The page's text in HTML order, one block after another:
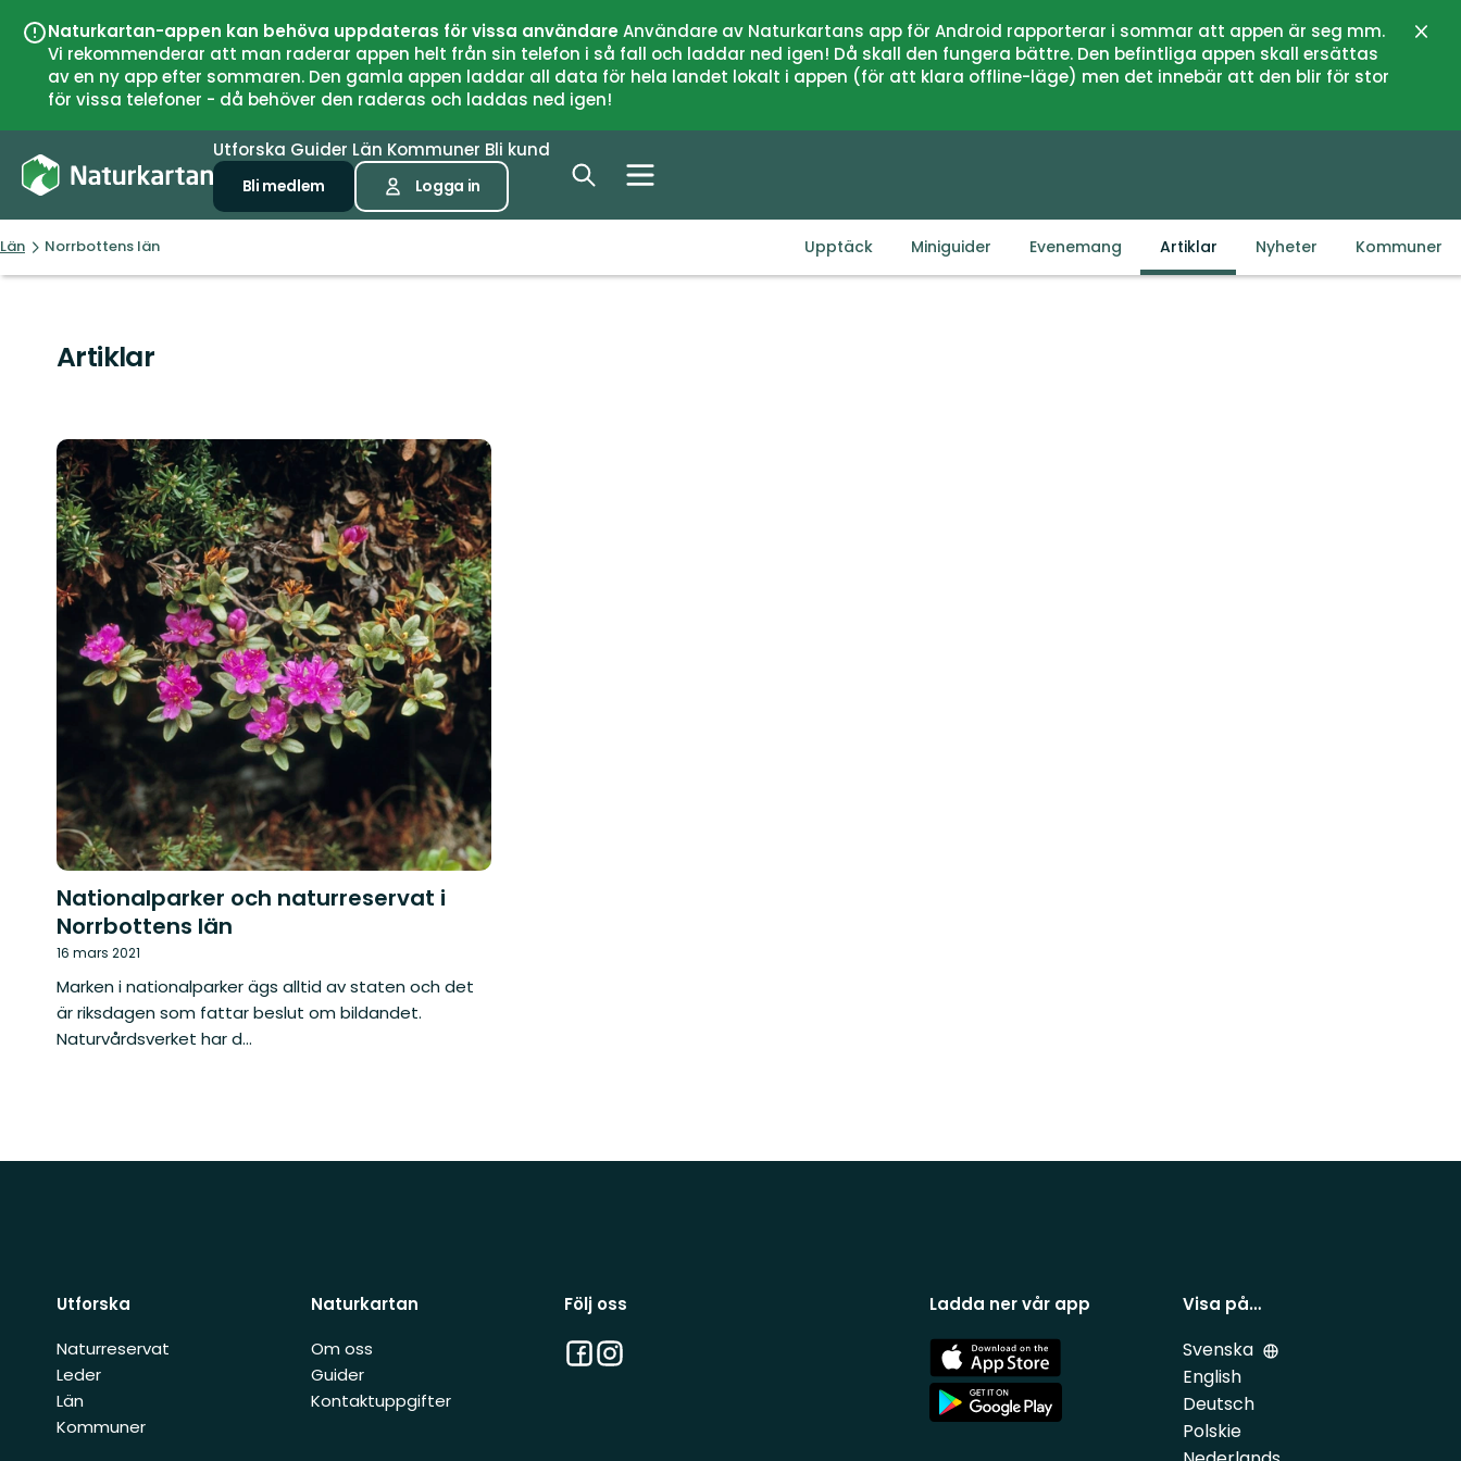
Naturkartan-appen kan behöva uppdateras för vissa användareAnvändare av Naturkartans app för Android rapporterar i sommar att appen är seg mm.
Vi rekommenderar att man raderar appen helt från sin telefon i så fall och laddar ned igen! Då skall den fungera bättre. Den befintliga appen skall ersättas
av en ny app efter sommaren. Den gamla appen laddar all data för hela landet lokalt i appen (för att klara offline-läge) men det innebär att den blir för stor
för vissa telefoner - då behöver den raderas och laddas ned igen!
Utforska Guider Län Kommuner Bli kund
Bli medlem Logga in
Län Norrbottens län Upptäck Miniguider Evenemang Artiklar Nyheter Kommuner
Artiklar
Nationalparker och naturreservat i
Norrbottens län
16 mars 2021
Marken i nationalparker ägs alltid av staten och det
är riksdagen som fattar beslut om bildandet.
Naturvårdsverket har d...
Utforska
Naturreservat
Leder
Län
Kommuner
Naturkartan
Om oss
Guider
Kontaktuppgifter
Följ oss
Facebook
Instagram
Ladda ner vår app
App
Store
App
Store
Visa på…
Svenska
English
Deutsch
Polskie